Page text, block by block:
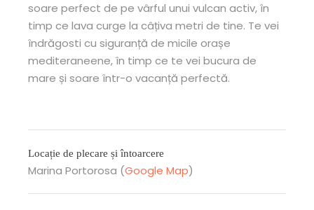
soare perfect de pe vârful unui vulcan activ, în
timp ce lava curge la câțiva metri de tine. Te vei
îndrăgosti cu siguranță de micile orașe
mediteraneene, în timp ce te vei bucura de
mare și soare într-o vacanță perfectă.
Locație de plecare și întoarcere
Marina Portorosa (Google Map)